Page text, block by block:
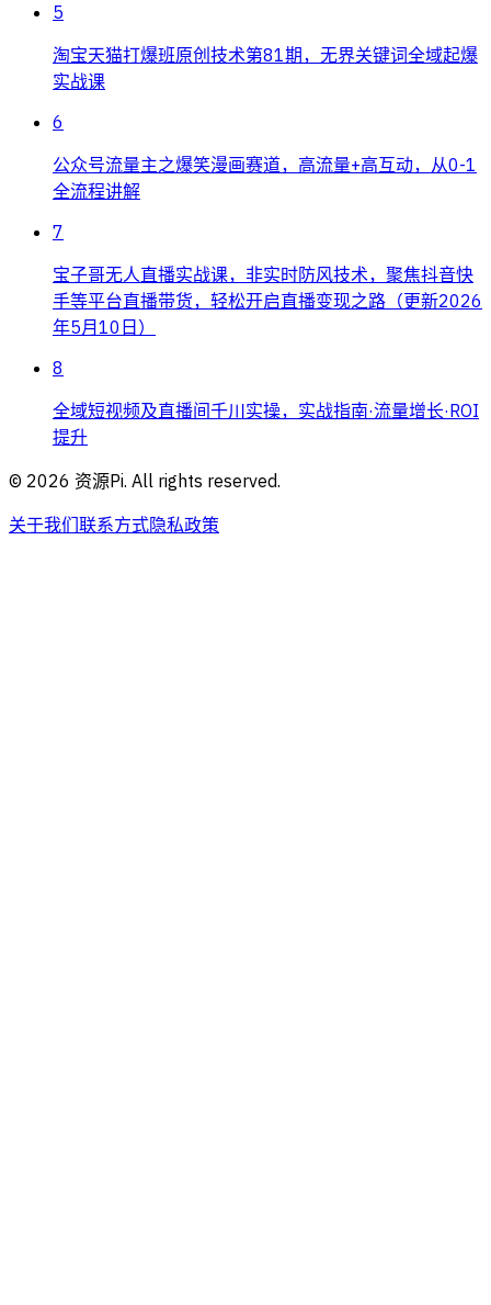
5
淘宝天猫打爆班原创技术第81期，无界关键词全域起爆
实战课
6
公众号流量主之爆笑漫画赛道，高流量+高互动，从0-1
全流程讲解
7
宝子哥无人直播实战课，非实时防风技术，聚焦抖音快
手等平台直播带货，轻松开启直播变现之路（更新2026
年5月10日）
8
全域短视频及直播间千川实操，实战指南·流量增长·ROI
提升
© 2026 资源Pi. All rights reserved.
关于我们联系方式隐私政策